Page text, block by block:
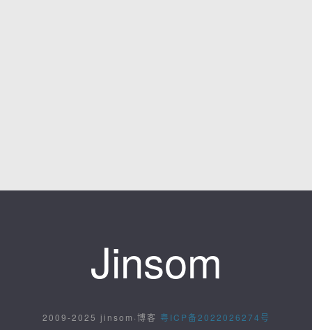
Jinsom
2009-2025 jinsom·博客 粤ICP备2022026274号